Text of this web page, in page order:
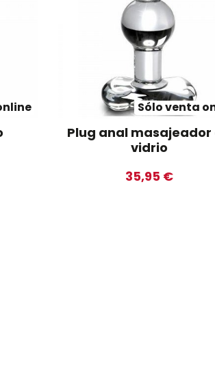
Sólo venta
Plug anal masajeador
vidrio
35,95 €